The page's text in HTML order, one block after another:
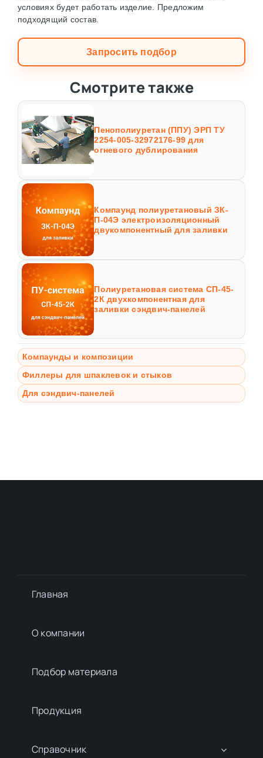
условиях будет работать изделие. Предложим
подходящий состав.
Запросить подбор
Смотрите также
Пенополиуретан (ППУ) ЭРП ТУ
2254-005-32972176-99 для
огневого дублирования
Компаунд полиуретановый ЗК-
П-04Э электроизоляционный
двукомпонентный для заливки
Полиуретановая система СП-45-
2К двухкомпонентная для
заливки сэндвич-панелей
Компаунды и композиции
Филлеры для шпаклевок и стыков
Для сэндвич-панелей
Главная
О компании
Подбор материалa
Продукция
Справочник